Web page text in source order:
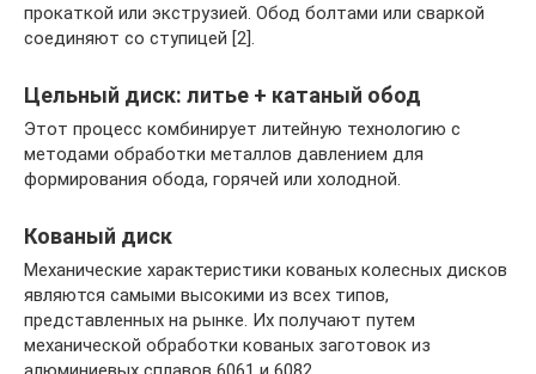
прокаткой или экструзией. Обод болтами или сваркой
соединяют со ступицей [2].
Цельный диск: литье + катаный обод
Этот процесс комбинирует литейную технологию с
методами обработки металлов давлением для
формирования обода, горячей или холодной.
Кованый диск
Механические характеристики кованых колесных дисков
являются самыми высокими из всех типов,
представленных на рынке. Их получают путем
механической обработки кованых заготовок из